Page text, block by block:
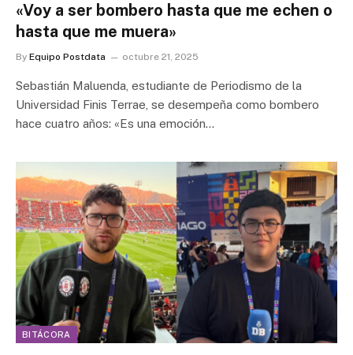
«Voy a ser bombero hasta que me echen o
hasta que me muera»
By Equipo Postdata octubre 21, 2025
Sebastián Maluenda, estudiante de Periodismo de la
Universidad Finis Terrae, se desempeña como bombero
hace cuatro años: «Es una emoción…
BITÁCORA